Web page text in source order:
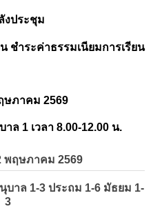
งประชุม
ชำระค่าธรรมเนียมการเรียน
ษภาคม 2569
ล 1 เวลา 8.00-12.00 น.
พฤษภาคม 2569
บาล 1-3 ประถม 1-6 มัธยม 1-
3